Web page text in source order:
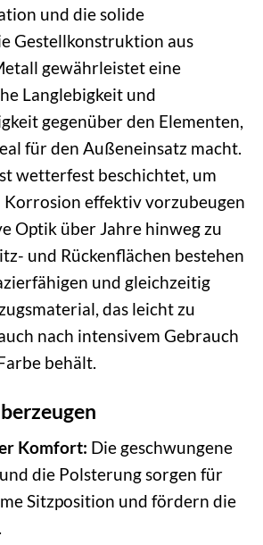
und die solide
Gestellkonstruktion aus
gewährleistet eine
Langlebigkeit und
gegenüber den Elementen,
für den Außeneinsatz macht.
wetterfest beschichtet, um
Korrosion effektiv vorzubeugen
Optik über Jahre hinweg zu
und Rückenflächen bestehen
und gleichzeitig
das leicht zu
nach intensivem Gebrauch
behält.
Komfort: Die geschwungene
die Polsterung sorgen für
Sitzposition und fördern die